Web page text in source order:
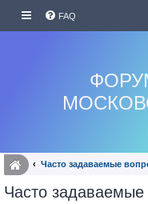
FAQ
Часто задаваемые
Часто